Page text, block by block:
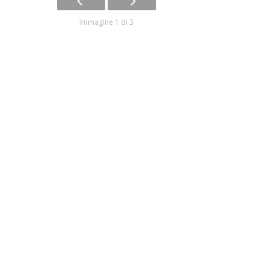
Immagine 1 di 3